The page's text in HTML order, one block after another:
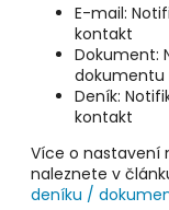
E-mail:
kontakt
Dokument:
dokumentu
Deník:
kontakt
Více o nastavení
naleznete v
deníku /